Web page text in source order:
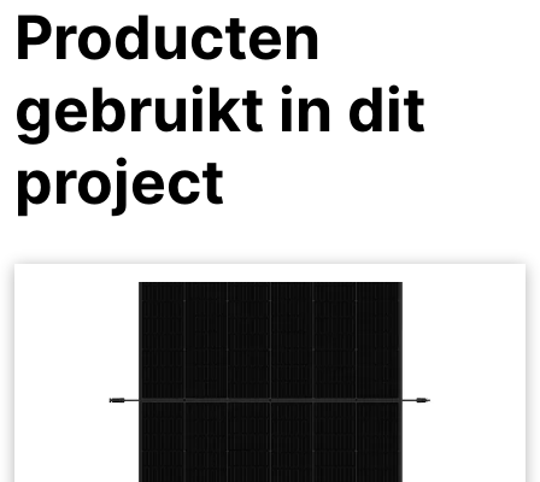
Producten
gebruikt in dit
project